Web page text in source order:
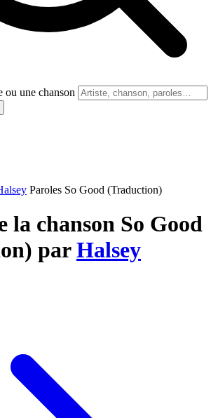
ou une chanson
Paroles So Good (Traduction)
la chanson So Good
parHalsey